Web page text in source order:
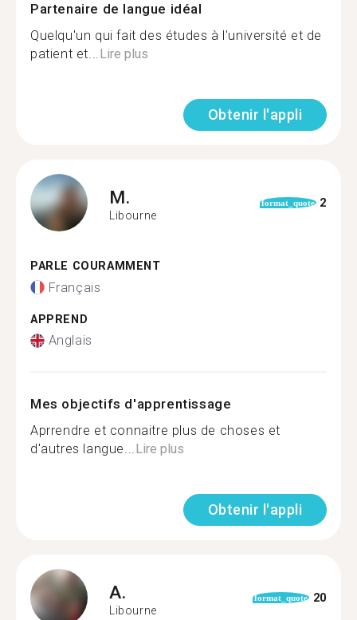
Partenaire de langue idéal
Quelqu'un qui fait des études à l'université et de
patient et...Lire plus
Obtenir l'appli
M.
Libourne
format_quote 2
PARLE COURAMMENT
Français
APPREND
Anglais
Mes objectifs d'apprentissage
Aprrendre et connaitre plus de choses et
d'autres langue...Lire plus
Obtenir l'appli
A.
Libourne
format_quote 20